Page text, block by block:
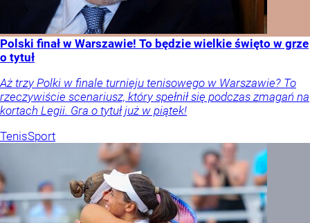
Polski finał w Warszawie! To będzie wielkie święto w grze
o tytuł
Aż trzy Polki w finale turnieju tenisowego w Warszawie? To
rzeczywiście scenariusz, który spełnił się podczas zmagań na
kortach Legii. Gra o tytuł już w piątek!
TenisSport